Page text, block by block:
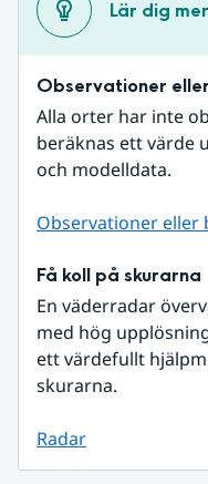
Lär dig mer
Observationer
Alla orter har inte
beräknas ett värde
och modelldata.
Observationer eller
Få koll på skurarna
En väderradar
med hög
ett värdefullt
skurarna.
Radar